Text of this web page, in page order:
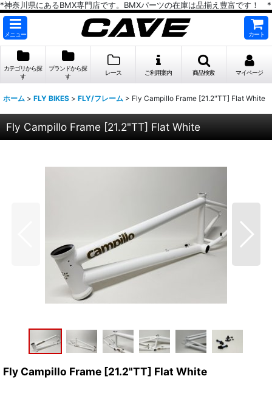
*神奈川県にあるBMX専門店です。BMXパーツの在庫は品揃え豊富です！ *
メニュー カート
カテゴリから探
す
ブランドから探
す
レース ご利用案内 商品検索 マイページ
ホーム > FLY BIKES > FLY/フレーム > Fly Campillo Frame [21.2"TT] Flat White
Fly Campillo Frame [21.2"TT] Flat White
Fly Campillo Frame [21.2"TT] Flat White